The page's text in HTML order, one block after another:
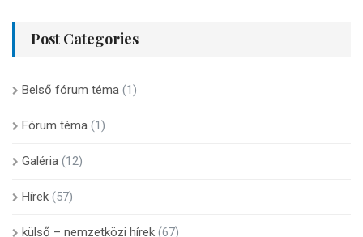
Post Categories
Belső fórum téma (1)
Fórum téma (1)
Galéria (12)
Hírek (57)
külső – nemzetközi hírek (67)